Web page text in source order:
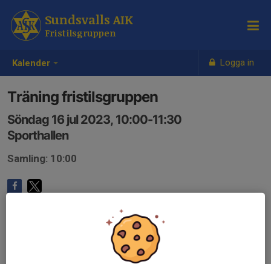
Kalender Logga in
Sundsvalls AIK
Fristilsgruppen
Träning fristilsgruppen
Söndag 16 jul 2023, 10:00-11:30
Sporthallen
Samling: 10:00